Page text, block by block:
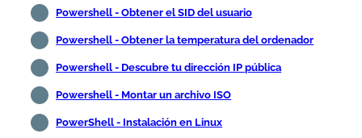
Powershell - Obtener el SID del usuario
Powershell - Obtener la temperatura del ordenador
Powershell - Descubre tu dirección IP pública
Powershell - Montar un archivo ISO
PowerShell - Instalación en Linux